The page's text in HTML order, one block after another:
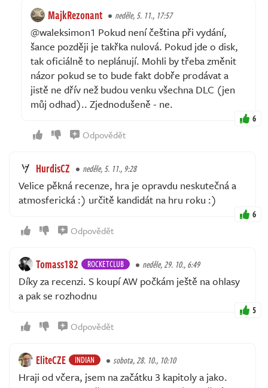
MajkRezonant neděle, 5. 11., 17:57
@waleksimon1 Pokud není čeština při vydání,
šance později je takřka nulová. Pokud jde o disk,
tak oficiálně to neplánují. Mohli by třeba změnit
názor pokud se to bude fakt dobře prodávat a
jistě ne dřív než budou venku všechna DLC (jen
můj odhad).. Zjednodušeně - ne.
6
Odpovědět
HurdisCZ neděle, 5. 11., 9:28
Velice pěkná recenze, hra je opravdu neskutečná a
atmosferická :) určitě kandidát na hru roku :)
6
Odpovědět
Tomass182 ROCKETCLUB neděle, 29. 10., 6:49
Díky za recenzi. S koupí AW počkám ještě na ohlasy
a pak se rozhodnu
5
Odpovědět
EliteCZE INDIAN sobota, 28. 10., 10:10
Hraji od včera, jsem na začátku 3 kapitoly a jako.